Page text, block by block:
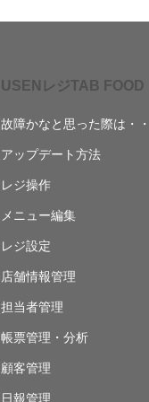
USENレジTAB FOOD
故障かなと思った際は・・
アップデート方法
レジ操作
メニュー編集
レジ設定
店舗情報管理
担当者管理
帳票管理・分析
顧客管理
日報管理